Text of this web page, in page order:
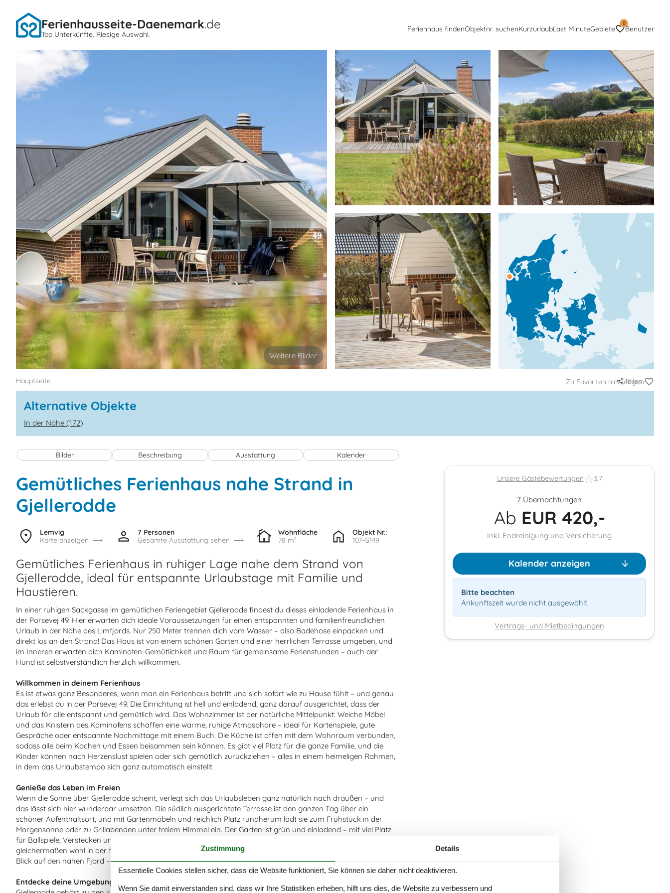
Ferienhausseite-Daenemark.de
Top Unterkünfte. Riesige Auswahl.
Ferienhaus findenObjektnr. suchenKurzurlaubLast MinuteGebiete
0
Benutzer
Hauptseite Zu Favoriten hinzufügen
Teilen
Alternative Objekte
In der Nähe (172)
Bilder Beschreibung Ausstattung Kalender
Gemütliches Ferienhaus nahe Strand in
Gjellerodde
Lemvig
Karte anzeigen
7 Personen
Gesamte Ausstattung sehen
Wohnfläche
78 m²
Objekt Nr.:
107-G149
Gemütliches Ferienhaus in ruhiger Lage nahe dem Strand von
Gjellerodde, ideal für entspannte Urlaubstage mit Familie und
Haustieren.
In einer ruhigen Sackgasse im gemütlichen Feriengebiet Gjellerodde findest du dieses einladende Ferienhaus in
der Porsevej 49. Hier erwarten dich ideale Voraussetzungen für einen entspannten und familienfreundlichen
Urlaub in der Nähe des Limfjords. Nur 250 Meter trennen dich vom Wasser – also Badehose einpacken und
direkt los an den Strand! Das Haus ist von einem schönen Garten und einer herrlichen Terrasse umgeben, und
im Inneren erwarten dich Kaminofen-Gemütlichkeit und Raum für gemeinsame Ferienstunden – auch der
Hund ist selbstverständlich herzlich willkommen.
Willkommen in deinem Ferienhaus
Es ist etwas ganz Besonderes, wenn man ein Ferienhaus betritt und sich sofort wie zu Hause fühlt – und genau
das erlebst du in der Porsevej 49. Die Einrichtung ist hell und einladend, ganz darauf ausgerichtet, dass der
Urlaub für alle entspannt und gemütlich wird. Das Wohnzimmer ist der natürliche Mittelpunkt: Weiche Möbel
und das Knistern des Kaminofens schaffen eine warme, ruhige Atmosphäre – ideal für Kartenspiele, gute
Gespräche oder entspannte Nachmittage mit einem Buch. Die Küche ist offen mit dem Wohnraum verbunden,
sodass alle beim Kochen und Essen beisammen sein können. Es gibt viel Platz für die ganze Familie, und die
Kinder können nach Herzenslust spielen oder sich gemütlich zurückziehen – alles in einem heimeligen Rahmen,
in dem das Urlaubstempo sich ganz automatisch einstellt.
Genieße das Leben im Freien
Wenn die Sonne über Gjellerodde scheint, verlegt sich das Urlaubsleben ganz natürlich nach draußen – und
das lässt sich hier wunderbar umsetzen. Die südlich ausgerichtete Terrasse ist den ganzen Tag über ein
schöner Aufenthaltsort, und mit Gartenmöbeln und reichlich Platz rundherum lädt sie zum Frühstück in der
Morgensonne oder zu Grillabenden unter freiem Himmel ein. Der Garten ist grün und einladend – mit viel Platz
für Ballspiele, Verstecken und ausgelassenes Spielen mit den Kindern. Zwei- und Vierbeiner fühlen sich hier
gleichermaßen wohl in der friedlichen Umgebung. Der Duft von frisch gemähtem Gras, Kinderlachen und ein
Blick auf den nahen Fjord – so fühlt sich Urlaub von seiner besten Seite an.
Entdecke deine Umgebung
Unsere Gästebewertungen 3,7
7 Übernachtungen
Ab EUR 420,-
Inkl. Endreinigung und Versicherung
Kalender anzeigen
Bitte beachten
Ankunftszeit wurde nicht ausgewählt.
Vertrags- und Mietbedingungen
Zustimmung Details
Essentielle Cookies stellen sicher, dass die Website funktioniert, Sie können sie daher nicht deaktivieren.
Wenn Sie damit einverstanden sind, dass wir Ihre Statistiken erheben, hilft uns dies, die Website zu verbessern und